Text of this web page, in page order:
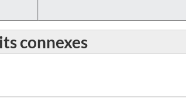
connexes